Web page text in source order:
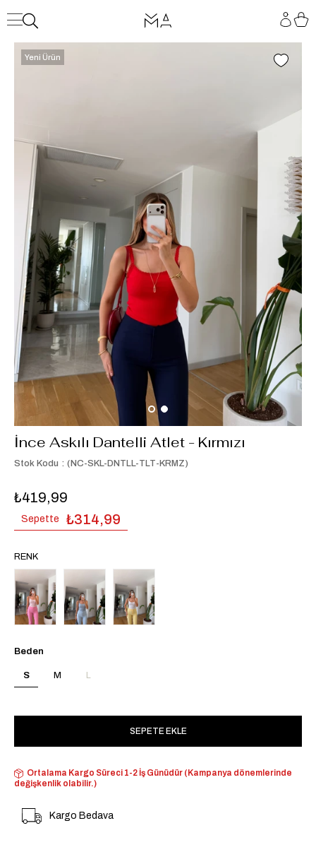
Yeni Ürün
İnce Askılı Dantelli Atlet - Kırmızı
Stok Kodu (NC-SKL-DNTLL-TLT-KRMZ)
₺419,99
Sepette ₺314,99
RENK
Beden
S M L
Ortalama Kargo Süreci 1-2 İş Günüdür (Kampanya dönemlerinde
değişkenlik olabilir.)
Kargo Bedava